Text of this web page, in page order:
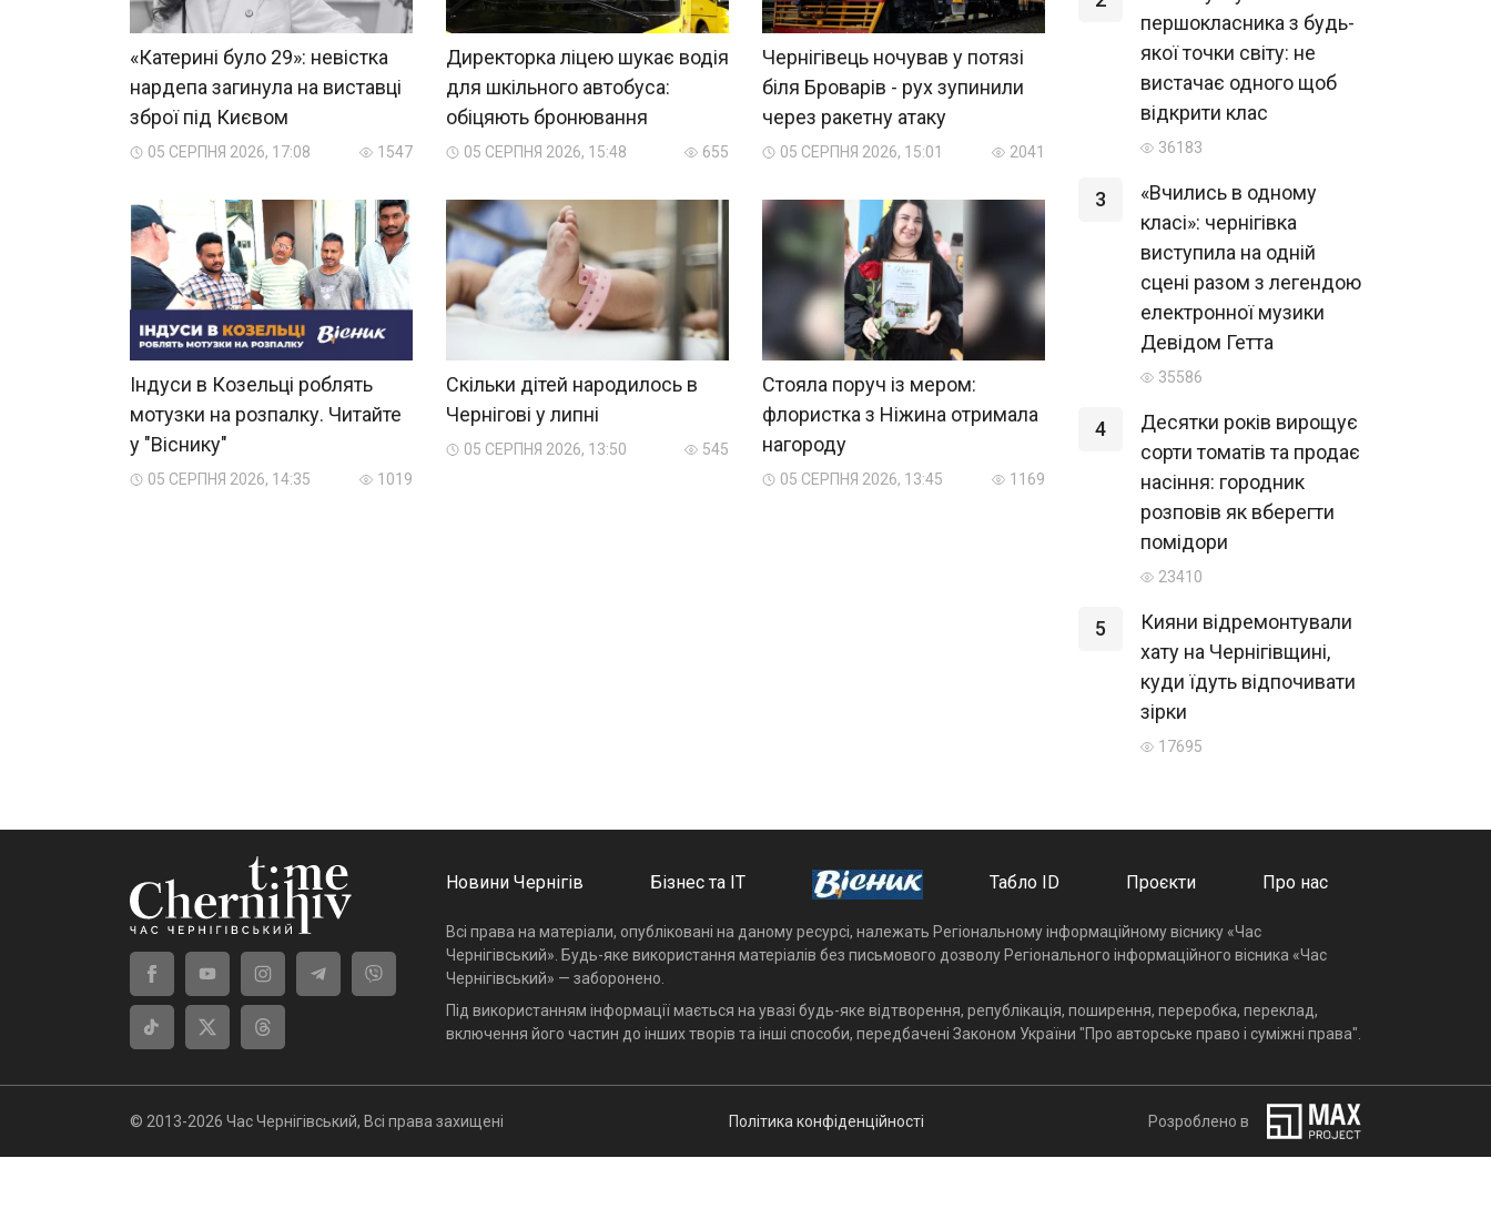
«Катерині було 29»: невістка
нардепа загинула на виставці
зброї під Києвом
05 СЕРПНЯ 2026, 17:08 1547
Директорка ліцею шукає водія
для шкільного автобуса:
обіцяють бронювання
05 СЕРПНЯ 2026, 15:48 655
Чернігівець ночував у потязі
біля Броварів - рух зупинили
через ракетну атаку
05 СЕРПНЯ 2026, 15:01 2041
Індуси в Козельці роблять
мотузки на розпалку. Читайте
у "Віснику"
05 СЕРПНЯ 2026, 14:35 1019
Скільки дітей народилось в
Чернігові у липні
05 СЕРПНЯ 2026, 13:50 545
Стояла поруч із мером:
флористка з Ніжина отримала
нагороду
05 СЕРПНЯ 2026, 13:45 1169
першокласника з будь-
якої точки світу: не
вистачає одного щоб
відкрити клас
36183
3
«Вчились в одному
класі»: чернігівка
виступила на одній
сцені разом з легендою
електронної музики
Девідом Гетта
35586
4
Десятки років вирощує
сорти томатів та продає
насіння: городник
розповів як вберегти
помідори
23410
5
Кияни відремонтували
хату на Чернігівщині,
куди їдуть відпочивати
зірки
17695
Новини Чернігів Бізнес та ІТ Табло ID Проєкти Про нас
Всі права на матеріали, опубліковані на даному ресурсі, належать Регіональному інформаційному віснику «Час
Чернігівський». Будь-яке використання матеріалів без письмового дозволу Регіонального інформаційного вісника «Час
Чернігівський» — заборонено.
Під використанням інформації мається на увазі будь-яке відтворення, републікація, поширення, переробка, переклад,
включення його частин до інших творів та інші способи, передбачені Законом України "Про авторське право і суміжні права".
© 2013-2026 Час Чернігівський, Всі права захищені Політика конфіденційності Розроблено в